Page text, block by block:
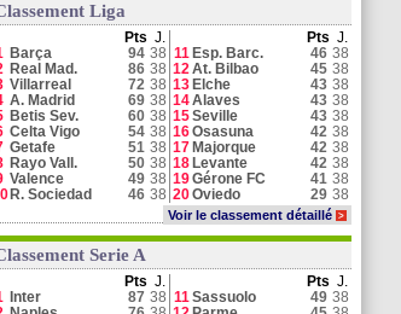
Liga
Pts J. Pts J.
Barça 94 38 11 Esp. Barc. 46 38
Real Mad. 86 38 12At. Bilbao 45 38
Villarreal 72 38 13 Elche 43 38
A. Madrid 69 38 14Alaves 43 38
Betis Sev. 60 38 15Seville 43 38
Celta Vigo 54 38 16Osasuna 42 38
Getafe 51 38 17 Majorque 42 38
Rayo Vall. 50 38 18 Levante 42 38
Valence 49 38 19Gérone FC 41 38
R. Sociedad 46 38 20Oviedo 29 38
Voir le classement détaillé >
Serie A
Pts J. Pts J.
Inter 87 38 11Sassuolo 49 38